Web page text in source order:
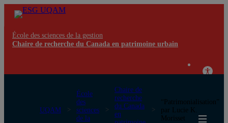
École des sciences de la gestion
Chaire de recherche du Canada en patrimoine urbain
UQAM
École
des
sciences
de la
Chaire de
recherche
du Canada
en
“Patrimonialisation”
par Lucie K.
Morisset